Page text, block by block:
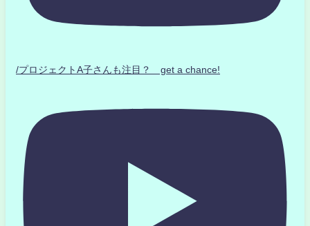
/プロジェクトA子さんも注目？ get a chance!